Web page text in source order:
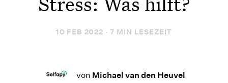
10 FEB 2022 · 7 MIN LESEZEIT
von Michael van den Heuvel